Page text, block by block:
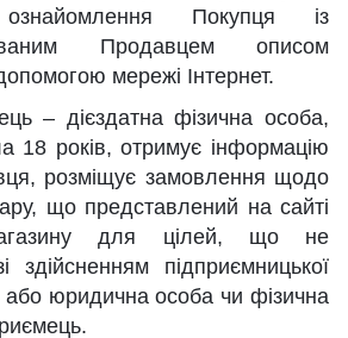
ознайомлення Покупця із
Продавцем описом
мережі Інтернет.
– дієздатна фізична особа,
18 років, отримує інформацію
розміщує замовлення щодо
що представлений на сайті
магазину для цілей, що не
здійсненням підприємницької
або юридична особа чи фізична